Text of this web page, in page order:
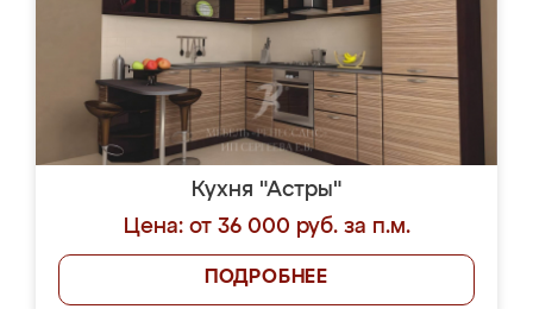
Кухня "Астры"
Цена: от 36 000 руб. за п.м.
ПОДРОБНЕЕ